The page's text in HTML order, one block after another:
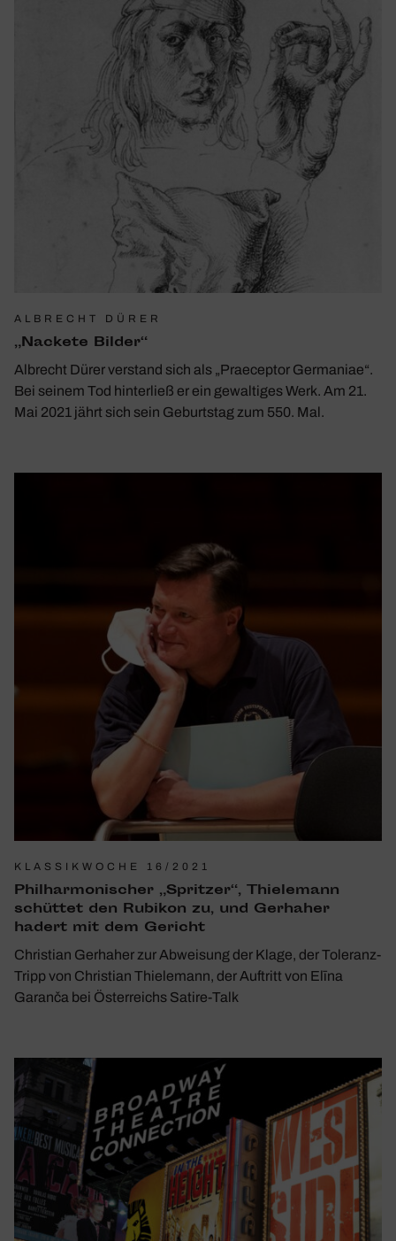
ALBRECHT DÜRER
„Nackete Bilder“
Albrecht Dürer verstand sich als „Praeceptor Germaniae“.
Bei seinem Tod hinterließ er ein gewaltiges Werk. Am 21.
Mai 2021 jährt sich sein Geburtstag zum 550. Mal.
KLASSIKWOCHE 16/2021
Phil­har­mo­ni­scher „Spritzer“, Thie­le­mann
schüttet den Rubikon zu, und Gerhaher
hadert mit dem Gericht
Christian Gerhaher zur Abweisung der Klage, der Toleranz-
Tripp von Christian Thielemann, der Auftritt von Elīna
Garanča bei Österreichs Satire-Talk